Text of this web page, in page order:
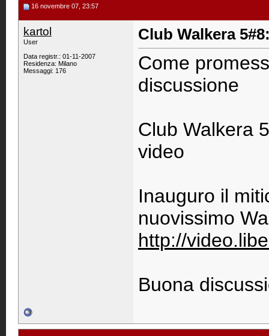
16 novembre 07, 23:57
kartol
User
Data registr.: 01-11-2007
Residenza: Milano
Messaggi: 176
Club Walkera
Come
discussione
Club Walkera
video
Inauguro il
nuovissimo
http://
Buona